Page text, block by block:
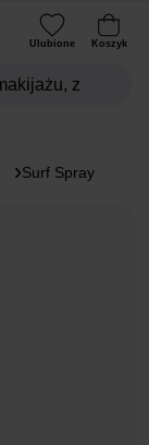
Ulubione Koszyk
Surf Spray